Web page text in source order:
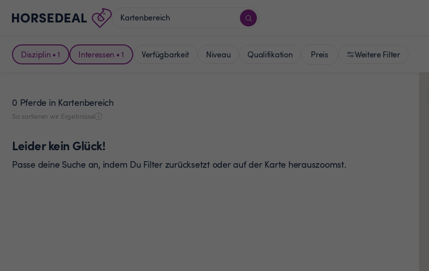
Disziplin • 1 Interessen • 1 Verfügbarkeit Niveau Qualifikation Preis Weitere Filter
0 Pferde in Kartenbereich
So sortieren wir Ergebnisse
Leider kein Glück!
Passe deine Suche an, indem Du Filter zurücksetzt oder auf der Karte herauszoomst.